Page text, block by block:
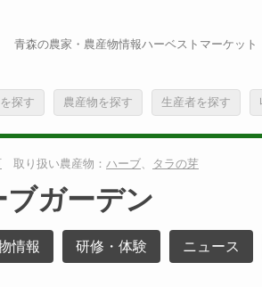
青森の農家・農産物情報ハーベストマーケット
探す 農産物を探す 生産者を探す
取り扱い農産物： ハーブ、 タラの芽
ガーデン
情報 研修・体験 ニュース